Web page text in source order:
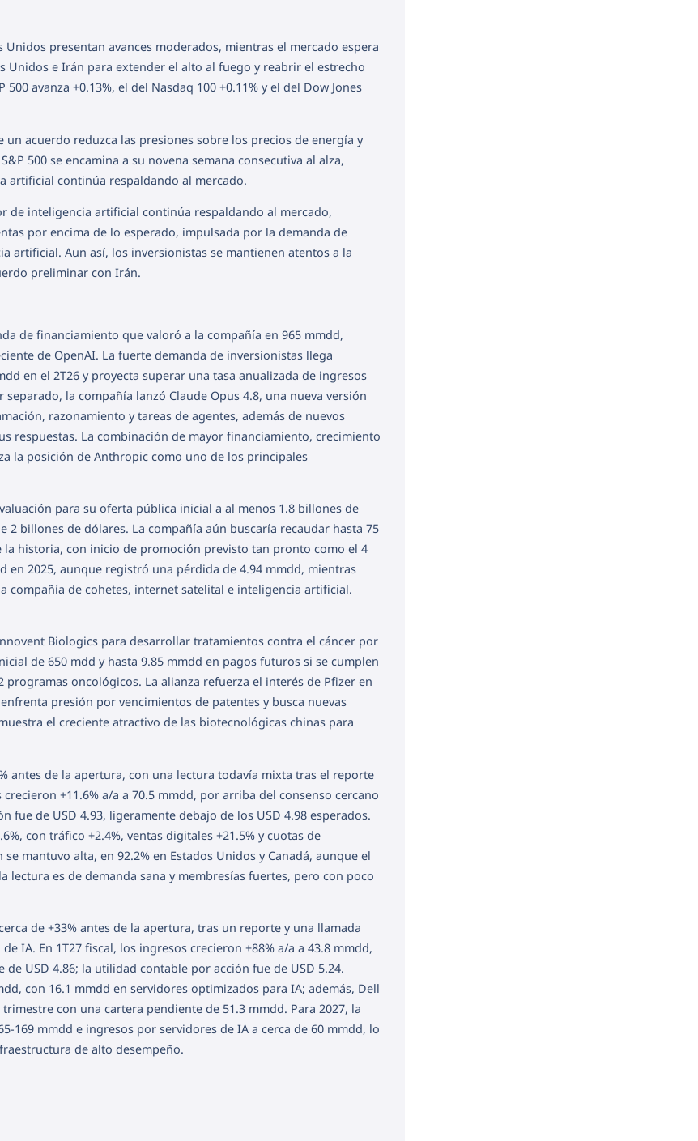
presentan avances moderados, mientras el mercado espera
Unidos e Irán para extender el alto al fuego y reabrir el estrecho
avanza +0.13%, el del Nasdaq 100 +0.11% y el del Dow Jones
un acuerdo reduzca las presiones sobre los precios de energía y
500 se encamina a su novena semana consecutiva al alza,
artificial continúa respaldando al mercado.
de inteligencia artificial continúa respaldando al mercado,
por encima de lo esperado, impulsada por la demanda de
artificial. Aun así, los inversionistas se mantienen atentos a la
preliminar con Irán.
de financiamiento que valoró a la compañía en 965 mmdd,
de OpenAI. La fuerte demanda de inversionistas llega
en el 2T26 y proyecta superar una tasa anualizada de ingresos
la compañía lanzó Claude Opus 4.8, una nueva versión
razonamiento y tareas de agentes, además de nuevos
respuestas. La combinación de mayor financiamiento, crecimiento
la posición de Anthropic como uno de los principales
para su oferta pública inicial a al menos 1.8 billones de
2 billones de dólares. La compañía aún buscaría recaudar hasta 75
historia, con inicio de promoción previsto tan pronto como el 4
en 2025, aunque registró una pérdida de 4.94 mmdd, mientras
compañía de cohetes, internet satelital e inteligencia artificial.
Biologics para desarrollar tratamientos contra el cáncer por
de 650 mdd y hasta 9.85 mmdd en pagos futuros si se cumplen
oncológicos. La alianza refuerza el interés de Pfizer en
presión por vencimientos de patentes y busca nuevas
el creciente atractivo de las biotecnológicas chinas para
antes de la apertura, con una lectura todavía mixta tras el reporte
+11.6% a/a a 70.5 mmdd, por arriba del consenso cercano
fue de USD 4.93, ligeramente debajo de los USD 4.98 esperados.
con tráfico +2.4%, ventas digitales +21.5% y cuotas de
mantuvo alta, en 92.2% en Estados Unidos y Canadá, aunque el
es de demanda sana y membresías fuertes, pero con poco
de +33% antes de la apertura, tras un reporte y una llamada
IA. En 1T27 fiscal, los ingresos crecieron +88% a/a a 43.8 mmdd,
USD 4.86; la utilidad contable por acción fue de USD 5.24.
con 16.1 mmdd en servidores optimizados para IA; además, Dell
con una cartera pendiente de 51.3 mmdd. Para 2027, la
169 mmdd e ingresos por servidores de IA a cerca de 60 mmdd, lo
de alto desempeño.